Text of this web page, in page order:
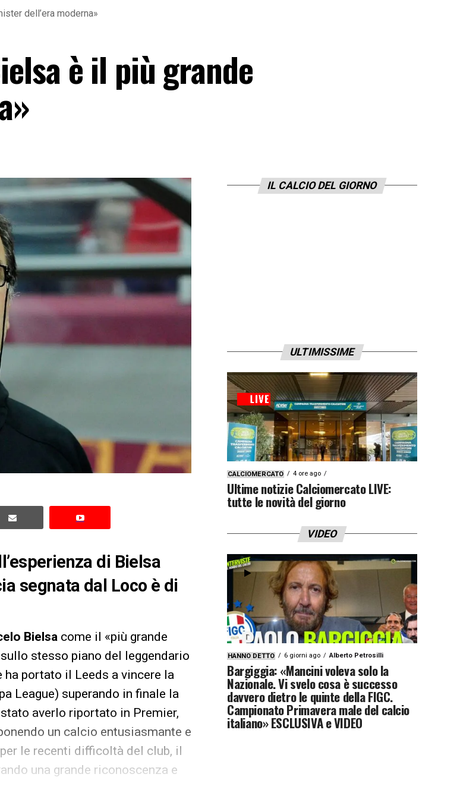
dell’era moderna»
è il più grande
di Bielsa
segnata dal Loco è di
Bielsa come il «più grande
stesso piano del leggendario
portato il Leeds a vincere la
League) superando in finale la
averlo riportato in Premier,
un calcio entusiasmante e
le recenti difficoltà del club, il
una grande riconoscenza e
la storia di ogni aspetto del
IL CALCIO DEL GIORNO
ULTIMISSIME
CALCIOMERCATO 4 ore ago
Ultime notizie Calciomercato LIVE:
tutte le novità del giorno
VIDEO
HANNO DETTO 6 giorni ago Alberto Petrosilli
Bargiggia: «Mancini voleva solo la
Nazionale. Vi svelo cosa è successo
davvero dietro le quinte della FIGC.
Campionato Primavera male del calcio
italiano» ESCLUSIVA e VIDEO